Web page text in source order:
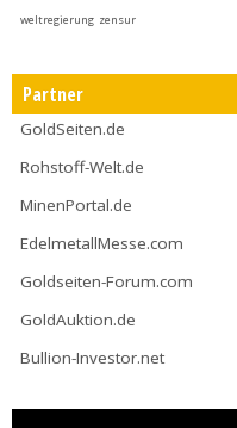
weltregierung zensur
Partner
GoldSeiten.de
Rohstoff-Welt.de
MinenPortal.de
EdelmetallMesse.com
Goldseiten-Forum.com
GoldAuktion.de
Bullion-Investor.net